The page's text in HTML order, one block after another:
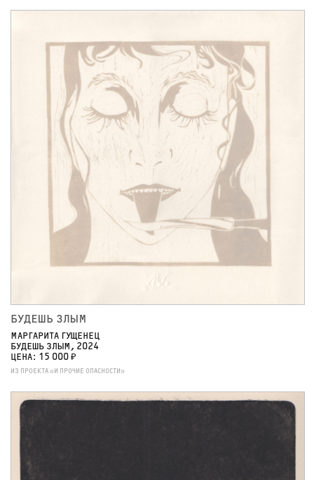
БУДЕШЬ ЗЛЫМ
МАРГАРИТА ГУЩЕНЕЦ
БУДЕШЬ ЗЛЫМ, 2024
ЦЕНА: 15 000 ₽
ИЗ ПРОЕКТА «И ПРОЧИЕ ОПАСНОСТИ»